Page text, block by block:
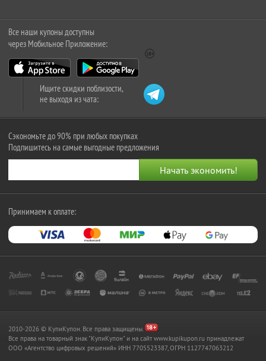
Все наши купоны доступны
через Мобильное Приложение:
Ищите скидки поблизости,
не выходя из чата:
Сэкономьте до 90% при любых покупках
Подпишитесь на самые выгодные предложения
Принимаем к оплате:
2010-2026 © КупиКупон. Все права защищены.
Все права на товарный знак "КупиКупон" и на сайт www.kupikupon.ru принадлежат
OOO «Агентство цифровых решений» ИНН 7705523387, ОГРН 1127747063212